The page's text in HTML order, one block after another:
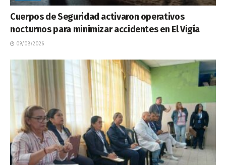
Cuerpos de Seguridad activaron operativos
nocturnos para minimizar accidentes en El Vigía
09/08/2026